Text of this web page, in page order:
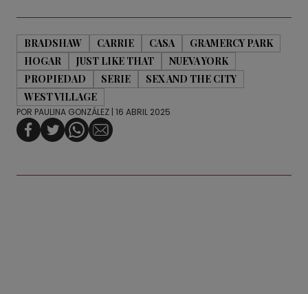
BRADSHAW CARRIE CASA
GRAMERCY PARK
HOGAR
JUST LIKE THAT
NUEVA YORK
PROPIEDAD
SERIE
SEX AND THE CITY
WEST VILLAGE
POR PAULINA GONZÁLEZ | 16 ABRIL 2025